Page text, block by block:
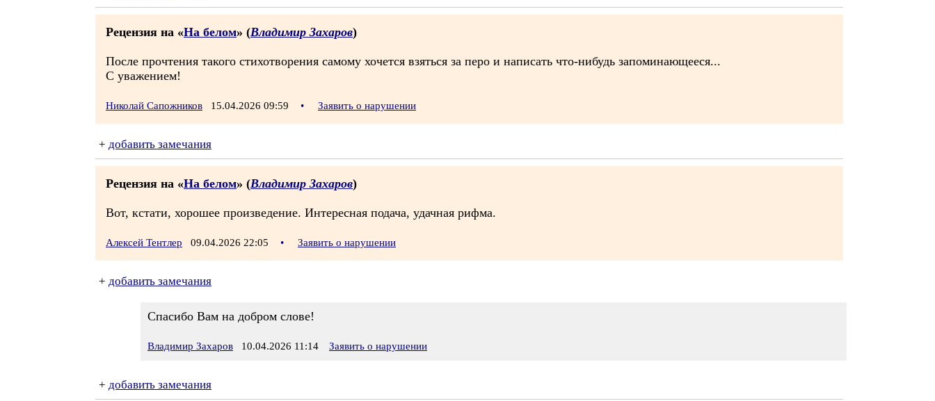
Рецензия на «На белом» (Владимир Захаров)
После прочтения такого стихотворения самому хочется взяться за перо и написать что-нибудь запоминающееся...
С уважением!
Николай Сапожников 15.04.2026 09:59 • Заявить о нарушении
+ добавить замечания
Рецензия на «На белом» (Владимир Захаров)
Вот, кстати, хорошее произведение. Интересная подача, удачная рифма.
Алексей Тентлер 09.04.2026 22:05 • Заявить о нарушении
+ добавить замечания
Спасибо Вам на добром слове!
Владимир Захаров 10.04.2026 11:14 Заявить о нарушении
+ добавить замечания